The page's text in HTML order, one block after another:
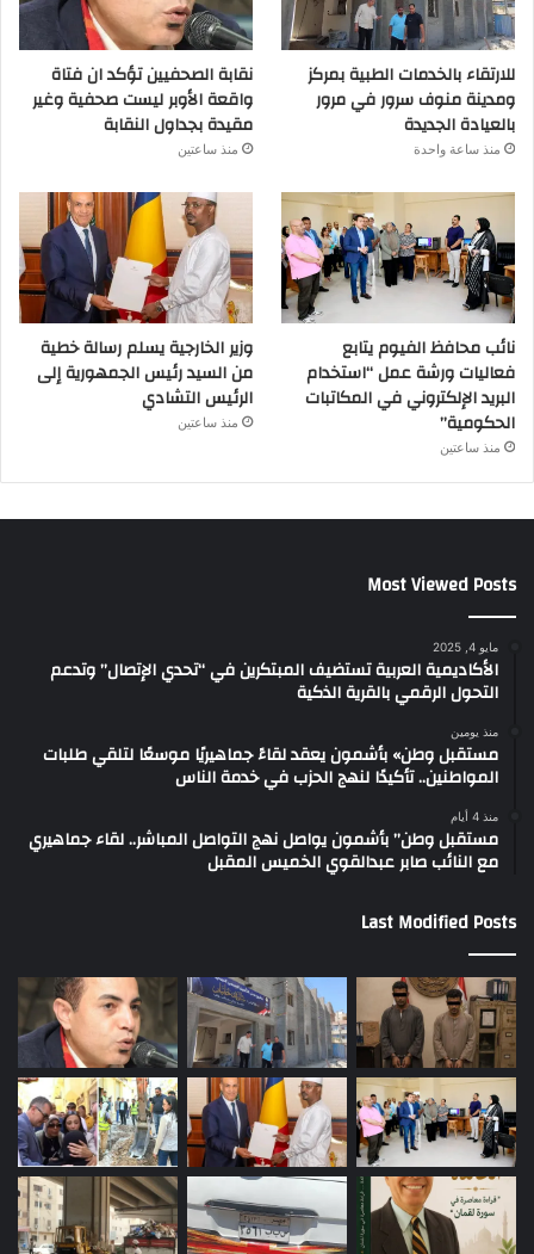
للارتقاء بالخدمات الطبية بمركز
ومدينة منوف سرور في مرور
بالعيادة الجديدة
منذ ساعة واحدة
نقابة الصحفيين تؤكد ان فتاة
واقعة الأوبر ليست صحفية وغير
مقيدة بجداول النقابة
منذ ساعتين
نائب محافظ الفيوم يتابع
فعاليات ورشة عمل “استخدام
البريد الإلكتروني في المكاتبات
الحكومية”
منذ ساعتين
وزير الخارجية يسلم رسالة خطية
من السيد رئيس الجمهورية إلى
الرئيس التشادي
منذ ساعتين
Most Viewed Posts
مايو 4, 2025
الأكاديمية العربية تستضيف المبتكرين في “تحدي الإتصال” وتدعم
التحول الرقمي بالقرية الذكية
منذ يومين
مستقبل وطن» بأشمون يعقد لقاءً جماهيريًا موسعًا لتلقي طلبات
المواطنين.. تأكيدًا لنهج الحزب في خدمة الناس
منذ 4 أيام
مستقبل وطن” بأشمون يواصل نهج التواصل المباشر.. لقاء جماهيري
مع النائب صابر عبدالقوي الخميس المقبل
Last Modified Posts